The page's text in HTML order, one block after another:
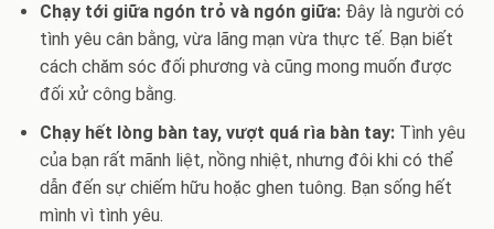
Chạy tới giữa ngón trỏ và ngón giữa:Đây là người có
tình yêu cân bằng, vừa lãng mạn vừa thực tế. Bạn biết
cách chăm sóc đối phương và cũng mong muốn được
đối xử công bằng.
Chạy hết lòng bàn tay, vượt quá rìa bàn tay:Tình yêu
của bạn rất mãnh liệt, nồng nhiệt, nhưng đôi khi có thể
dẫn đến sự chiếm hữu hoặc ghen tuông. Bạn sống hết
mình vì tình yêu.